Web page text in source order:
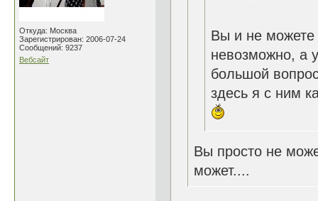
Откуда: Москва
Зарегистрирован: 2006-07-24
Сообщений: 9237
Вебсайт
Вы и не можете
невозможно, а
большой
здесь я с ним
Вы просто не
может....